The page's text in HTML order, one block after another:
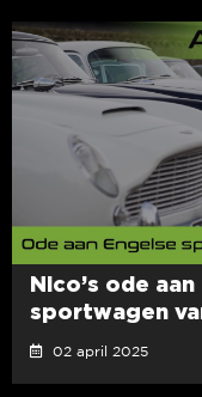
Nico’s ode
sportwagen
02 april 2025